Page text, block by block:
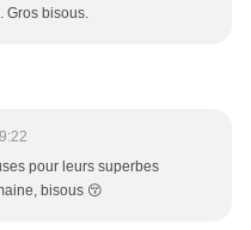
Gros bisous.
pour leurs superbes
bisous 😚